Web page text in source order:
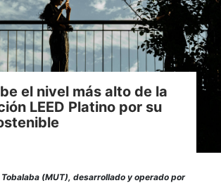
el nivel más alto de la
LEED Platino por su
(MUT), desarrollado y operado por